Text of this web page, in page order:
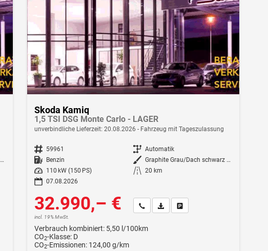
Graphite Grau/Dach schwarz Metallic (5X1Z)
Skoda Kamiq
1,5 TSI DSG Monte Carlo - LAGER
unverbindliche Lieferzeit: 20.08.2026 Fahrzeug mit Tageszulassung
Fahrzeugnr. 59961 Getriebe Automatik
Kraftstoff Benzin Außenfarbe
Graphite Grau/Dach schwarz Metallic (5X1Z)
Leistung
110 kW (150 PS) Kilometerstand 20 km
07.08.2026
32.990,– €
incl. 19% MwSt.
Wir rufen Sie an
Fahrzeugexposé (PDF)
Fahrzeug parken
Verbrauch kombiniert: 5,50 l/100km
CO2-Klasse: D
CO2-Emissionen: 124,00 g/km